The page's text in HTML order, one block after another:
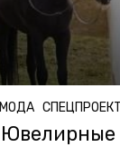
МОДА
Ювелирные